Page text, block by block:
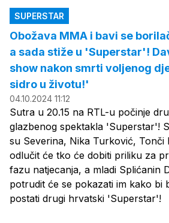
SUPERSTAR
Obožava MMA i bavi se
a sada stiže u 'Superstar'!
show nakon smrti voljenog
sidro u životu!'
04.10.2024 11:12
Sutra u 20.15 na RTL-u počinje
glazbenog spektakla 'Superstar'!
su Severina, Nika Turković, Tonči
odlučit će tko će dobiti priliku za
fazu natjecanja, a mladi Splićanin
potrudit će se pokazati im kako bi
postati drugi hrvatski 'Superstar'!